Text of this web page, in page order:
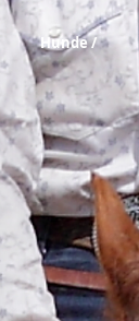
Hunde /